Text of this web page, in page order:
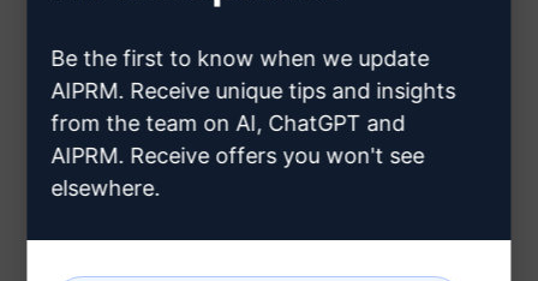
单击此处了解如何创建克劳德账户
Be the first to know when we update
AIPRM. Receive unique tips and insights
from the team on AI, ChatGPT and
AIPRM. Receive offers you won't see
elsewhere.